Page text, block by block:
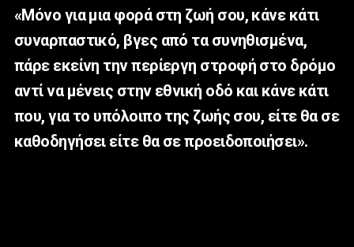
«Μόνο για μια φορά στη ζωή σου, κάνε κάτι
συναρπαστικό, βγες από τα συνηθισμένα,
πάρε εκείνη την περίεργη στροφή στο δρόμο
αντί να μένεις στην εθνική οδό και κάνε κάτι
που, για το υπόλοιπο της ζωής σου, είτε θα σε
καθοδηγήσει είτε θα σε προειδοποιήσει».